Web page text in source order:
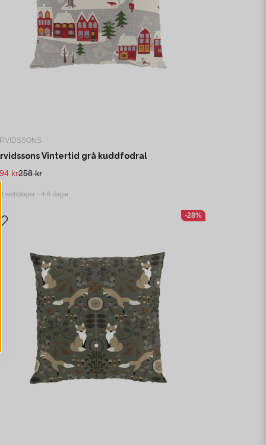
Vintertid grå kuddfodral
258 kr
kr
I webblager - 4-8 dagar
-28%